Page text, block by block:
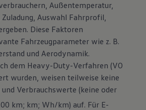
Außentemperatur,
Auswahl Fahrprofil,
Diese Faktoren
Fahrzeugparameter wie z. B.
und Aerodynamik.
dem Heavy-Duty-Verfahren (VO
wurden, weisen teilweise keine
Verbrauchswerte (keine oder
km; km; Wh/km) auf. Für E-